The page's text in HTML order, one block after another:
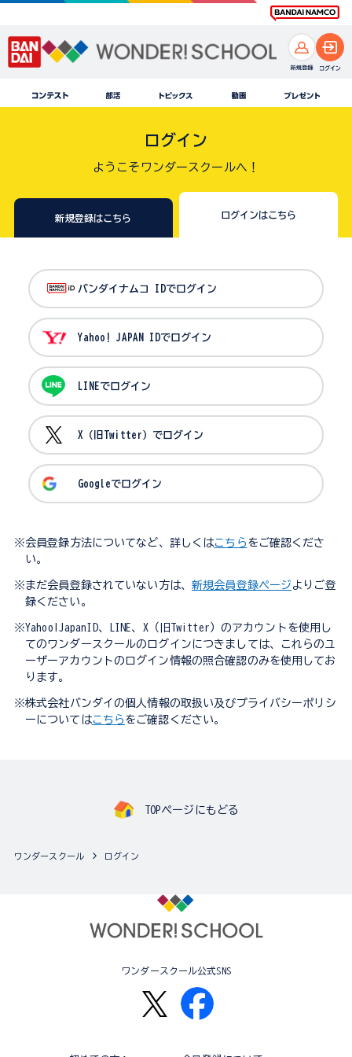
ログイン
ようこそワンダースクールへ！
新規登録はこちら ログインはこちら
バンダイナムコ IDでログイン
Yahoo! JAPAN IDでログイン
LINEでログイン
X（旧Twitter）でログイン
Googleでログイン
※会員登録方法についてなど、詳しくはこちら をご確認くださ
い。
※まだ会員登録されていない方は、 新規会員登録ページ よりご登
録ください。
※Yahoo!JapanID、LINE、X（旧Twitter）のアカウントを使用し
てのワンダースクールのログインにつきましては、これらのユ
ーザーアカウントのログイン情報の照合確認のみを使用してお
ります。
※株式会社バンダイの個人情報の取扱い及びプライバシーポリシ
ーについてはこちら をご確認ください。
TOPページにもどる
ワンダースクール ログイン
ワンダースクール公式SNS